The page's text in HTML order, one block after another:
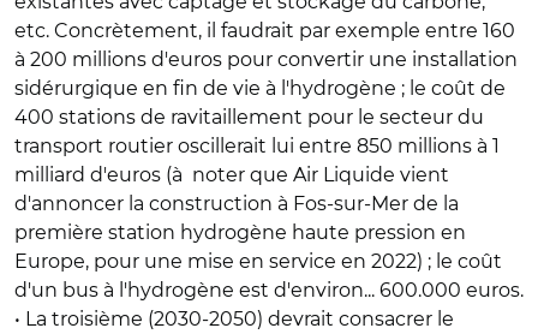
etc. Concrètement, il faudrait par exemple entre 160
à 200 millions d'euros pour convertir une installation
sidérurgique en fin de vie à l'hydrogène ; le coût de
400 stations de ravitaillement pour le secteur du
transport routier oscillerait lui entre 850 millions à 1
milliard d'euros (à noter que Air Liquide vient
d'annoncer la construction à Fos-sur-Mer de la
première station hydrogène haute pression en
Europe, pour une mise en service en 2022) ; le coût
d'un bus à l'hydrogène est d'environ... 600.000 euros.
• La troisième (2030-2050) devrait consacrer le